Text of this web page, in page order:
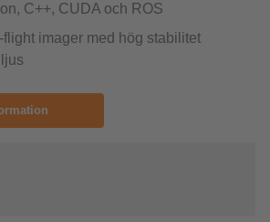
C++, CUDA och ROS
imager med hög stabilitet